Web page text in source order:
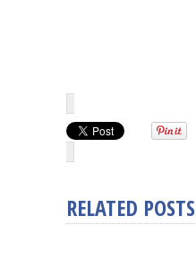
RELATED POSTS